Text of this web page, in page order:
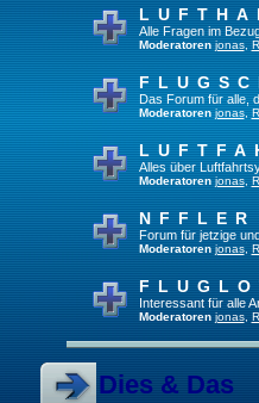
Alle Fragen im
Moderatoren jonas,
Das Forum für alle,
Moderatoren jonas,
Alles über
Moderatoren jonas,
Forum für jetzige
Moderatoren jonas,
Interessant für alle
Moderatoren jonas,
Dies & Das